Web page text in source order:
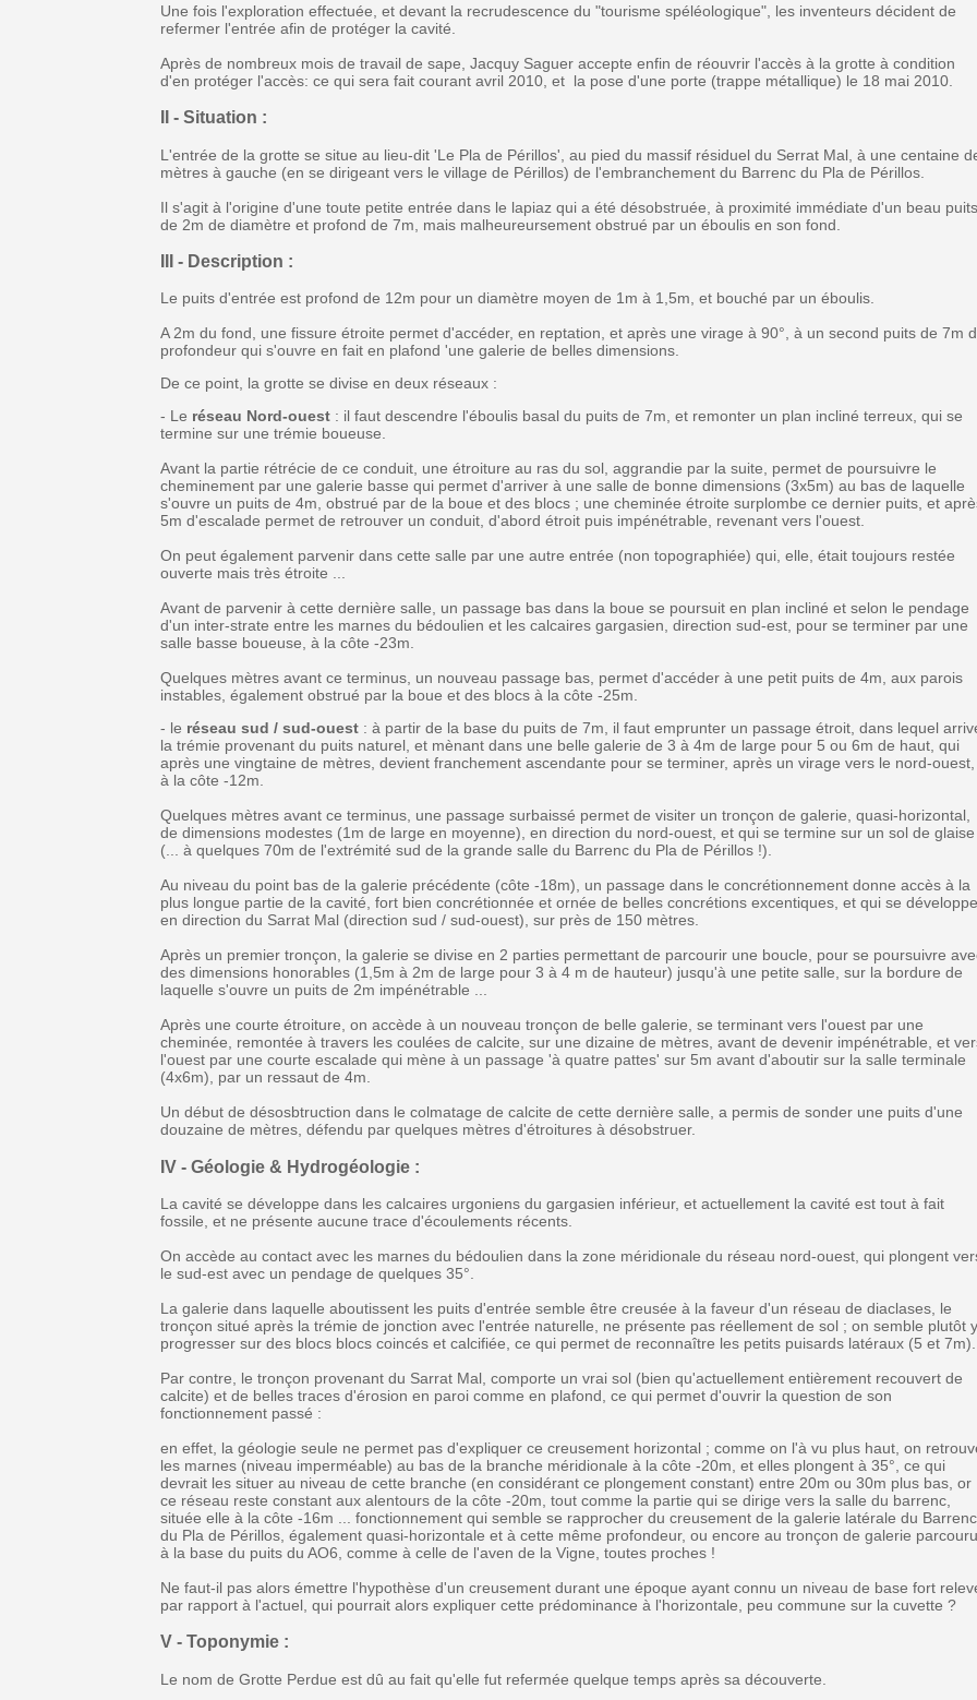
Une fois l'exploration effectuée, et devant la recrudescence du "tourisme spéléologique", les inventeurs décident de
refermer l'entrée afin de protéger la cavité.
Après de nombreux mois de travail de sape, Jacquy Saguer accepte enfin de réouvrir l'accès à la grotte à condition
d'en protéger l'accès: ce qui sera fait courant avril 2010, et la pose d'une porte (trappe métallique) le 18 mai 2010.
II - Situation :
L'entrée de la grotte se situe au lieu-dit 'Le Pla de Périllos', au pied du massif résiduel du Serrat Mal, à une centaine
mètres à gauche (en se dirigeant vers le village de Périllos) de l'embranchement du Barrenc du Pla de Périllos.
Il s'agit à l'origine d'une toute petite entrée dans le lapiaz qui a été désobstruée, à proximité immédiate d'un beau puits
de 2m de diamètre et profond de 7m, mais malheureursement obstrué par un éboulis en son fond.
III - Description :
Le puits d'entrée est profond de 12m pour un diamètre moyen de 1m à 1,5m, et bouché par un éboulis.
A 2m du fond, une fissure étroite permet d'accéder, en reptation, et après une virage à 90°, à un second puits de 7m
profondeur qui s'ouvre en fait en plafond 'une galerie de belles dimensions.
De ce point, la grotte se divise en deux réseaux :
- Le réseau Nord-ouest : il faut descendre l'éboulis basal du puits de 7m, et remonter un plan incliné terreux, qui se
termine sur une trémie boueuse.
Avant la partie rétrécie de ce conduit, une étroiture au ras du sol, aggrandie par la suite, permet de poursuivre le
cheminement par une galerie basse qui permet d'arriver à une salle de bonne dimensions (3x5m) au bas de laquelle
s'ouvre un puits de 4m, obstrué par de la boue et des blocs ; une cheminée étroite surplombe ce dernier puits, et
5m d'escalade permet de retrouver un conduit, d'abord étroit puis impénétrable, revenant vers l'ouest.
On peut également parvenir dans cette salle par une autre entrée (non topographiée) qui, elle, était toujours restée
ouverte mais très étroite ...
Avant de parvenir à cette dernière salle, un passage bas dans la boue se poursuit en plan incliné et selon le pendage
d'un inter-strate entre les marnes du bédoulien et les calcaires gargasien, direction sud-est, pour se terminer par une
salle basse boueuse, à la côte -23m.
Quelques mètres avant ce terminus, un nouveau passage bas, permet d'accéder à une petit puits de 4m, aux parois
instables, également obstrué par la boue et des blocs à la côte -25m.
- le réseau sud / sud-ouest : à partir de la base du puits de 7m, il faut emprunter un passage étroit, dans lequel
la trémie provenant du puits naturel, et mènant dans une belle galerie de 3 à 4m de large pour 5 ou 6m de haut, qui
après une vingtaine de mètres, devient franchement ascendante pour se terminer, après un virage vers le nord-ouest,
à la côte -12m.
Quelques mètres avant ce terminus, une passage surbaissé permet de visiter un tronçon de galerie, quasi-horizontal,
de dimensions modestes (1m de large en moyenne), en direction du nord-ouest, et qui se termine sur un sol de glaise
(... à quelques 70m de l'extrémité sud de la grande salle du Barrenc du Pla de Périllos !).
Au niveau du point bas de la galerie précédente (côte -18m), un passage dans le concrétionnement donne accès à la
plus longue partie de la cavité, fort bien concrétionnée et ornée de belles concrétions excentiques, et qui se développe
en direction du Sarrat Mal (direction sud / sud-ouest), sur près de 150 mètres.
Après un premier tronçon, la galerie se divise en 2 parties permettant de parcourir une boucle, pour se poursuivre
des dimensions honorables (1,5m à 2m de large pour 3 à 4 m de hauteur) jusqu'à une petite salle, sur la bordure de
laquelle s'ouvre un puits de 2m impénétrable ...
Après une courte étroiture, on accède à un nouveau tronçon de belle galerie, se terminant vers l'ouest par une
cheminée, remontée à travers les coulées de calcite, sur une dizaine de mètres, avant de devenir impénétrable, et
l'ouest par une courte escalade qui mène à un passage 'à quatre pattes' sur 5m avant d'aboutir sur la salle terminale
(4x6m), par un ressaut de 4m.
Un début de désosbtruction dans le colmatage de calcite de cette dernière salle, a permis de sonder une puits d'une
douzaine de mètres, défendu par quelques mètres d'étroitures à désobstruer.
IV - Géologie & Hydrogéologie :
La cavité se développe dans les calcaires urgoniens du gargasien inférieur, et actuellement la cavité est tout à fait
fossile, et ne présente aucune trace d'écoulements récents.
On accède au contact avec les marnes du bédoulien dans la zone méridionale du réseau nord-ouest, qui plongent
le sud-est avec un pendage de quelques 35°.
La galerie dans laquelle aboutissent les puits d'entrée semble être creusée à la faveur d'un réseau de diaclases, le
tronçon situé après la trémie de jonction avec l'entrée naturelle, ne présente pas réellement de sol ; on semble plutôt y
progresser sur des blocs blocs coincés et calcifiée, ce qui permet de reconnaître les petits puisards latéraux (5 et 7m).
Par contre, le tronçon provenant du Sarrat Mal, comporte un vrai sol (bien qu'actuellement entièrement recouvert de
calcite) et de belles traces d'érosion en paroi comme en plafond, ce qui permet d'ouvrir la question de son
fonctionnement passé :
en effet, la géologie seule ne permet pas d'expliquer ce creusement horizontal ; comme on l'à vu plus haut, on
les marnes (niveau imperméable) au bas de la branche méridionale à la côte -20m, et elles plongent à 35°, ce qui
devrait les situer au niveau de cette branche (en considérant ce plongement constant) entre 20m ou 30m plus bas, or
ce réseau reste constant aux alentours de la côte -20m, tout comme la partie qui se dirige vers la salle du barrenc,
située elle à la côte -16m ... fonctionnement qui semble se rapprocher du creusement de la galerie latérale du Barrenc
du Pla de Périllos, également quasi-horizontale et à cette même profondeur, ou encore au tronçon de galerie parcouru
à la base du puits du AO6, comme à celle de l'aven de la Vigne, toutes proches !
Ne faut-il pas alors émettre l'hypothèse d'un creusement durant une époque ayant connu un niveau de base fort
par rapport à l'actuel, qui pourrait alors expliquer cette prédominance à l'horizontale, peu commune sur la cuvette ?
V - Toponymie :
Le nom de Grotte Perdue est dû au fait qu'elle fut refermée quelque temps après sa découverte.